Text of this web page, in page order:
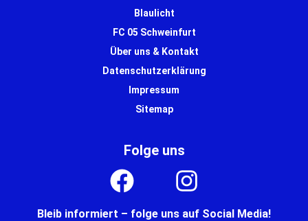
Blaulicht
FC 05 Schweinfurt
Über uns & Kontakt
Datenschutzerklärung
Impressum
Sitemap
Folge uns
Bleib informiert – folge uns auf Social Media!